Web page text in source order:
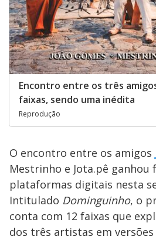
Encontro entre os três
faixas, sendo uma inédita
Reprodução
O encontro entre os amigos
Mestrinho e Jota.pê ganhou
plataformas digitais nesta
Intitulado Dominguinho, o
conta com 12 faixas que
dos três artistas em